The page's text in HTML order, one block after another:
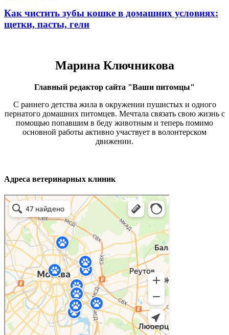
Как чистить зубы кошке в домашних условиях:
щетки, пасты, гели
Марина Ключникова
Главный редактор сайта "Ваши питомцы"
С раннего детства жила в окружении пушистых и одного
пернатого домашних питомцев. Мечтала связать свою жизнь с
помощью попавшим в беду животным и теперь помимо
основной работы активно участвует в волонтерском
движении.
Адреса ветеринарных клиник